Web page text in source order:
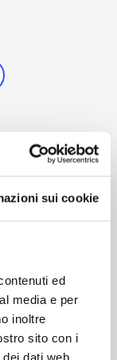
sui cookie
ed
media e per
inoltre
sito con i
dati web,